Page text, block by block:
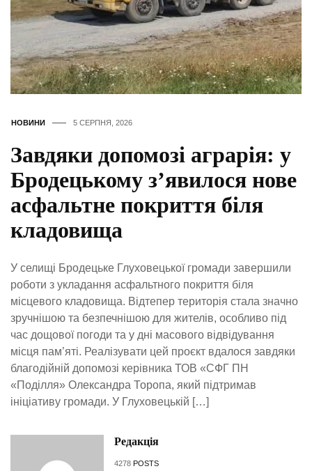
НОВИНИ 5 СЕРПНЯ, 2026
Завдяки допомозі аграрія: у
Бродецькому з’явилося нове
асфальтне покриття біля
кладовища
У селищі Бродецьке Глуховецької громади завершили
роботи з укладання асфальтного покриття біля
місцевого кладовища. Відтепер територія стала значно
зручнішою та безпечнішою для жителів, особливо під
час дощової погоди та у дні масового відвідування
місця пам’яті. Реалізувати цей проєкт вдалося завдяки
благодійній допомозі керівника ТОВ «СФГ ПН
«Поділля» Олександра Торопа, який підтримав
ініціативу громади. У Глуховецькій […]
Редакція
4278 POSTS